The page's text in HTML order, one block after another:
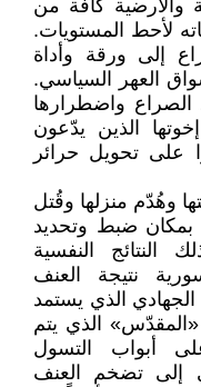
والأرضية كافة من
لأحط المستويات.
إلى ورقة وأداة
العهر السياسي.
الصراع واضطرارها
الذين يدّعون
على تحويل حرائر
وهُدّم منزلها وقُتل
بمكان ضبط وتحديد
النتائج النفسية
نتيجة العنف
الذي يستمد
الذي يتم
أبواب التسول
إلى تضخم العنف